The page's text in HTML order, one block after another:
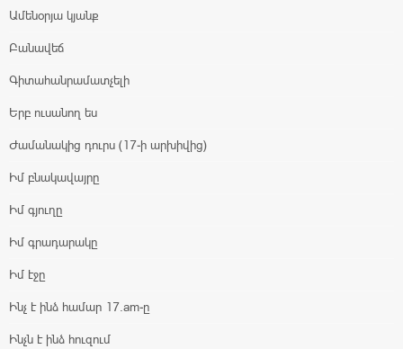
Ամենօրյա կյանք
Բանավեճ
Գիտահանրամատչելի
Երբ ուսանող ես
Ժամանակից դուրս (17-ի արխիվից)
Իմ բնակավայրը
Իմ գյուղը
Իմ գրադարակը
Իմ էջը
Ինչ է ինձ համար 17.am-ը
Ինչն է ինձ հուզում